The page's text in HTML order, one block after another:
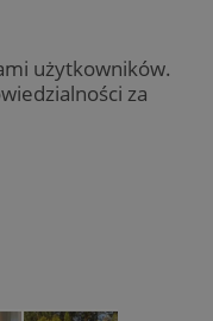
użytkowników.
za